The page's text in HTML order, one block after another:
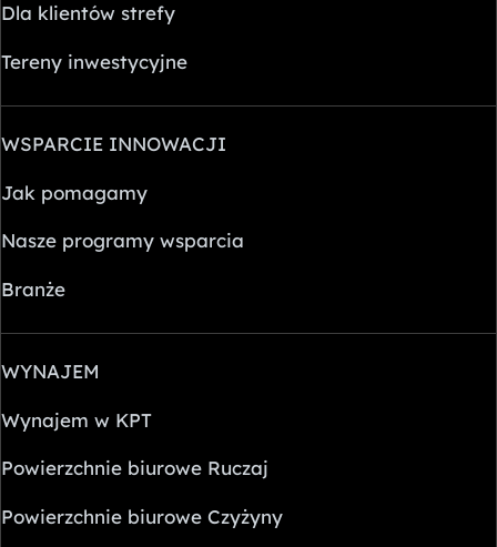
Dla klientów strefy
Tereny inwestycyjne
WSPARCIE INNOWACJI
Jak pomagamy
Nasze programy wsparcia
Branże
WYNAJEM
Wynajem w KPT
Powierzchnie biurowe Ruczaj
Powierzchnie biurowe Czyżyny